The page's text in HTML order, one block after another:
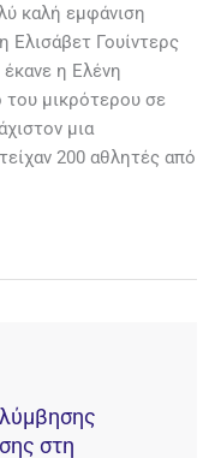
καλή εμφάνιση
Ελισάβετ Γουίντερς
η Ελένη
του μικρότερου σε
μια
200 αθλητές από
στη